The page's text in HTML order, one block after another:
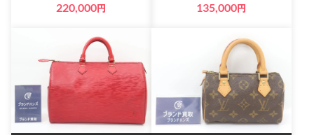
220,000円 135,000円